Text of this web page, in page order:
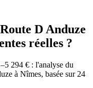
D Anduze
réelles ?
294 € : l'analyse du
à Nîmes, basée sur 24